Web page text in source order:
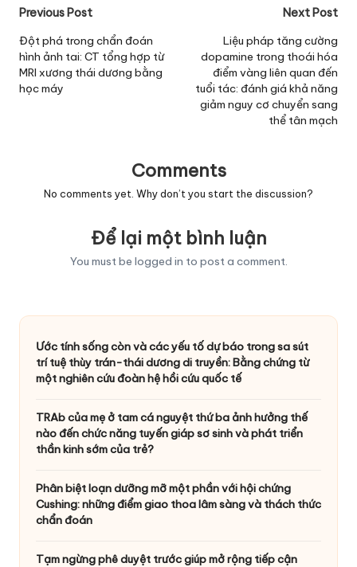
Post
navigation
Previous Post
Đột phá trong chẩn đoán
hình ảnh tai: CT tổng hợp từ
MRI xương thái dương bằng
học máy
Next Post
Liệu pháp tăng cường
dopamine trong thoái hóa
điểm vàng liên quan đến
tuổi tác: đánh giá khả năng
giảm nguy cơ chuyển sang
thể tân mạch
Comments
No comments yet. Why don’t you start the discussion?
Để lại một bình luận
You must be logged in to post a comment.
Ước tính sống còn và các yếu tố dự báo trong sa sút
trí tuệ thùy trán-thái dương di truyền: Bằng chứng từ
một nghiên cứu đoàn hệ hồi cứu quốc tế
TRAb của mẹ ở tam cá nguyệt thứ ba ảnh hưởng thế
nào đến chức năng tuyến giáp sơ sinh và phát triển
thần kinh sớm của trẻ?
Phân biệt loạn dưỡng mỡ một phần với hội chứng
Cushing: những điểm giao thoa lâm sàng và thách thức
chẩn đoán
Tạm ngừng phê duyệt trước giúp mở rộng tiếp cận